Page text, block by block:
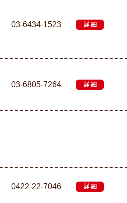
03-6434-1523
03-6805-7264
0422-22-7046